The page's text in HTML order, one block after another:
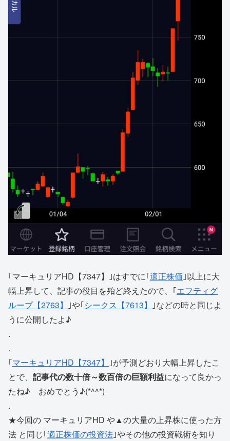
｢マーキュリアHD【7347】｣はすでに｢適正株価 ｣以上に大
幅上昇して、記事の役目を殆ど終えたので、｢エフティグ
ループ【2763】
｣や｢シークス【7613】
｣などの時と同じよ
うに公開したよ♪
.
.
｢マーキュリアHD【7347】
｣が予測どおり大幅上昇したこ
とで、 記事代の数十倍～数百倍の巨額利益になって良かっ
たね♪ おめでとう♪(*^^*)
.
★今回の マーキュリアHD や▲の大量の上昇株に使った方
法 と同じ｢適正株価の投資法｣やその他の投資戦術を知り